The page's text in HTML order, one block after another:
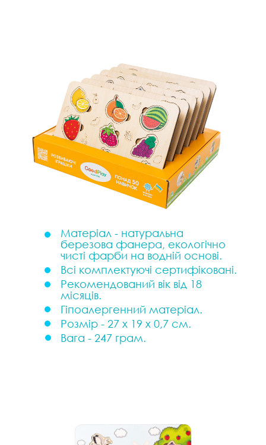
Матеріал - натуральна
березова фанера, екологічно
чисті фарби на водній основі.
Всі комплектуючі сертифіковані.
Розмір - 27 х 19 х 0,7 см.
Рекомендований вік від 18
місяців.
Вага - 247 грам.
Гіпоалергенний матеріал.